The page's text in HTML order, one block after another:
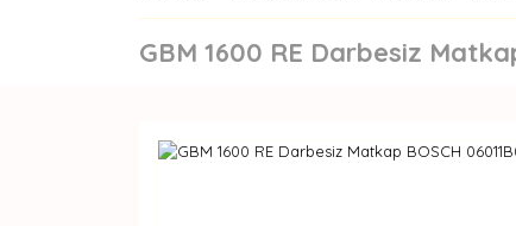
GBM 1600 RE Darbesiz